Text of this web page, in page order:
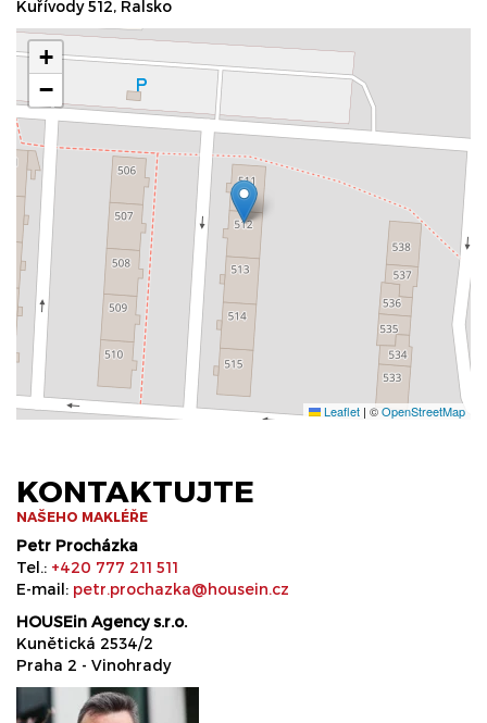
Kuřívody 512, Ralsko
+
−
Leaflet | ©OpenStreetMap
KONTAKTUJTE
NAŠEHO MAKLÉŘE
Petr Procházka
Tel.: +420 777 211 511
E-mail: petr.prochazka@housein.cz
HOUSEin Agency s.r.o.
Kunětická 2534/2
Praha 2 - Vinohrady